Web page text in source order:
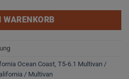
€.
WARENKORB
Ocean Coast, T5-6.1 Multivan /
/ Multivan